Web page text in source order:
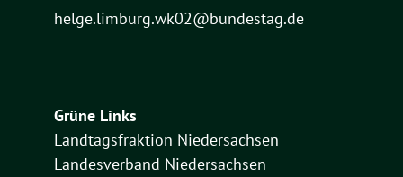
helge.limburg.wk02@bundestag.de
Grüne Links
Landtagsfraktion Niedersachsen
Landesverband Niedersachsen